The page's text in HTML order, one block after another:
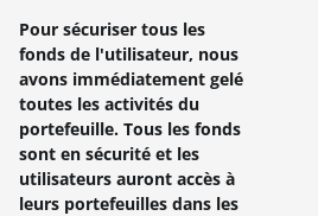
Pour sécuriser tous les
fonds de l'utilisateur, nous
avons immédiatement gelé
toutes les activités du
portefeuille. Tous les fonds
sont en sécurité et les
utilisateurs auront accès à
leurs portefeuilles dans les